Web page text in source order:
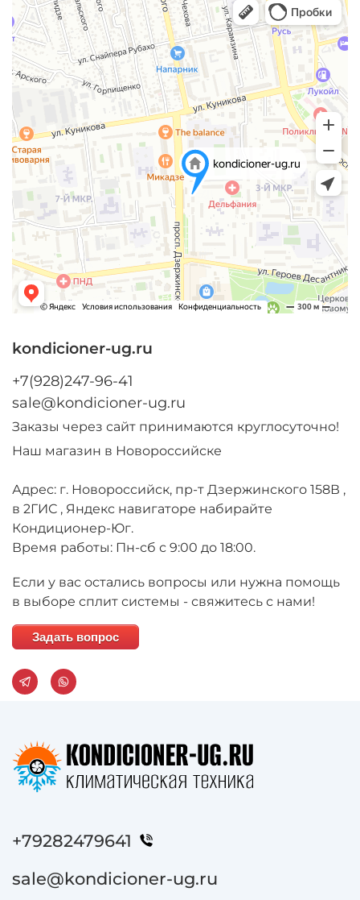
kondicioner-ug.ru
+7(928)247-96-41
sale@kondicioner-ug.ru
Заказы через сайт принимаются круглосуточно!
Наш магазин в Новороссийске
Адрес: г. Новороссийск, пр-т Дзержинского 158В ,
в 2ГИС , Яндекс навигаторе набирайте
Кондиционер-Юг.
Время работы: Пн-сб с 9:00 до 18:00.
Если у вас остались вопросы или нужна помощь
в выборе сплит системы - свяжитесь с нами!
Задать вопрос
+79282479641
sale@kondicioner-ug.ru